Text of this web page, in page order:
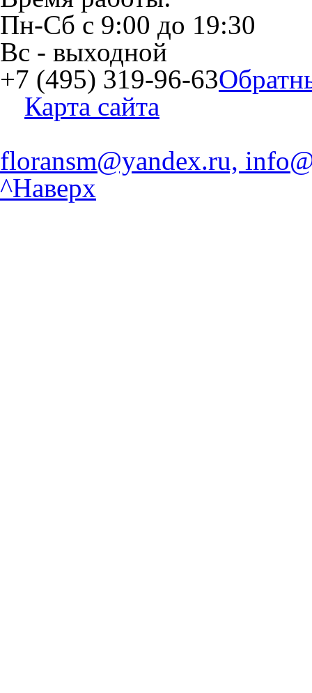
Пн-Сб с 9:00 до 19:30
Вс - выходной
+7 (495) 319-96-63
Карта сайта
floransm@yandex.ru,
^Наверх